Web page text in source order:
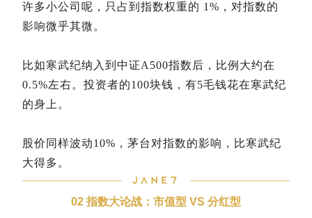
许多小公司呢，只占到指数权重的 1%，对指数的
影响微乎其微。
比如寒武纪纳入到中证A500指数后，比例大约在
0.5%左右。投资者的100块钱，有5毛钱花在寒武纪
的身上。
股价同样波动10%，茅台对指数的影响，比寒武纪
大得多。
02 指数大论战：市值型 VS 分红型